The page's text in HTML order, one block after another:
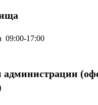
09:00-17:00